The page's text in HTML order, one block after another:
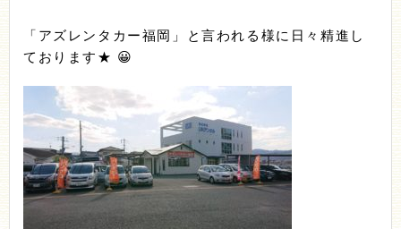
「アズレンタカー福岡」と言われる様に日々精進し
ております★ 😀